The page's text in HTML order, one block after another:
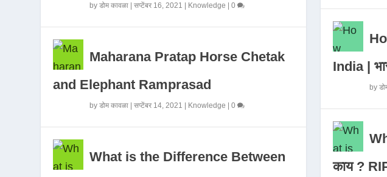
byडोम कावळा |सप्टेंबर 16, 2021 Knowledge |0
Maharana Pratap Horse Chetak
and Elephant Ramprasad
byडोम कावळा |सप्टेंबर 14, 2021 Knowledge |0
What is the Difference Between
India |
by
काय ?